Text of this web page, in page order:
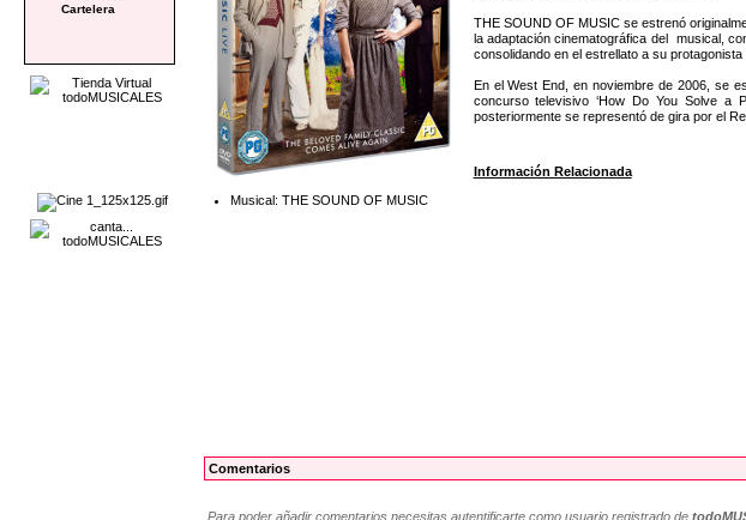
THE SOUND OF MUSIC se estrenó
la adaptación cinematográfica del musical,
consolidando en el estrellato a su protagonista
En el West End, en noviembre de 2006, se
concurso televisivo ‘How Do You Solve a
posteriormente se representó de gira por el
Información Relacionada
Musical: THE SOUND OF MUSIC
Comentarios
Para poder añadir comentarios necesitas autentificarte como usuario registrado de
Cartelera